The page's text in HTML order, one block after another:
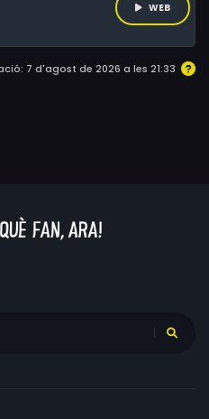
WEB
7 d'agost de 2026 a les 21:33